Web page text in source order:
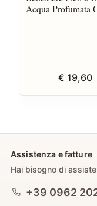
Acqua Profumata
€ 19,60
Assistenza e fatture
Hai bisogno di
+39 0962